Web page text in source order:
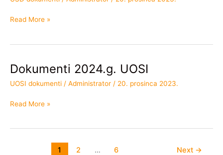
USD
Read More »
Dokumenti 2024.g. UOSI
UOSI dokumenti / Administrator / 20. prosinca 2023.
Dokumenti
UOSI
Read More »
1 2 … 6 Next →